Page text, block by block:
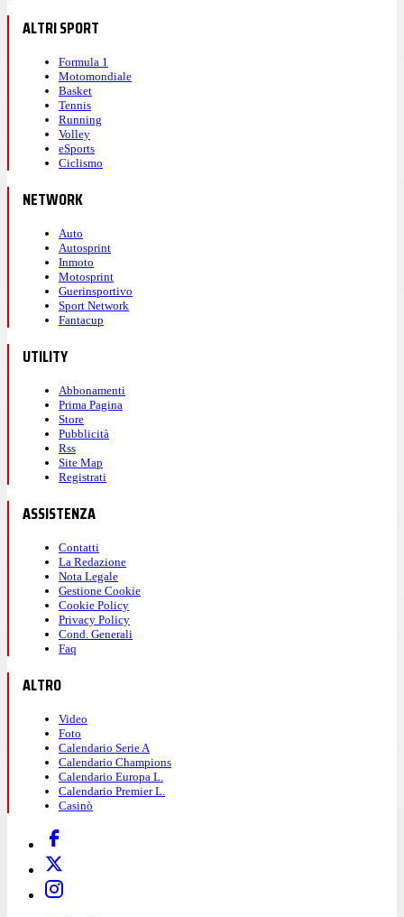
ALTRI SPORT
Formula 1
Motomondiale
Basket
Tennis
Running
Volley
eSports
Ciclismo
NETWORK
Auto
Autosprint
Inmoto
Motosprint
Guerinsportivo
Sport Network
Fantacup
UTILITY
Abbonamenti
Prima Pagina
Store
Pubblicità
Rss
Site Map
Registrati
ASSISTENZA
Contatti
La Redazione
Nota Legale
Gestione Cookie
Cookie Policy
Privacy Policy
Cond. Generali
Faq
ALTRO
Video
Foto
Calendario Serie A
Calendario Champions
Calendario Europa L.
Calendario Premier L.
Casinò